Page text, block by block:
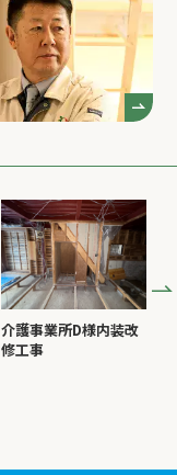
介護事業所D様内装改
修工事